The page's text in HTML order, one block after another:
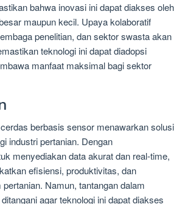
bahwa inovasi ini dapat diakses oleh
maupun kecil. Upaya kolaboratif
penelitian, dan sektor swasta akan
teknologi ini dapat diadopsi
manfaat maksimal bagi sektor
berbasis sensor menawarkan solusi
industri pertanian. Dengan
menyediakan data akurat dan real-time,
efisiensi, produktivitas, dan
Namun, tantangan dalam
agar teknologi ini dapat diakses